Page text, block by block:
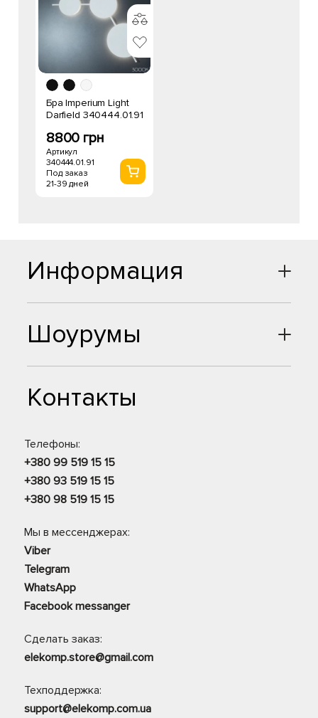
Бра Imperium Light
Darfield 340444.01.91
8800 грн
Артикул
340444.01.91
Под заказ
21-39 дней
Шоурумы
Контакты
Телефоны:
+380 99 519 15 15
+380 93 519 15 15
+380 98 519 15 15
Мы в мессенджерах:
Viber
Telegram
WhatsApp
Facebook messanger
Сделать заказ:
elekomp.store@gmail.com
Техподдержка:
support@elekomp.com.ua
Информация